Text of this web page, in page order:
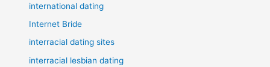
international dating
Internet Bride
interracial dating sites
interracial lesbian dating